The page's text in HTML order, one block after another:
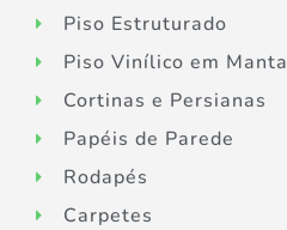
Piso Estruturado
Piso Vinílico em Manta
Cortinas e Persianas
Papéis de Parede
Rodapés
Carpetes